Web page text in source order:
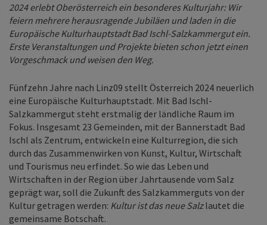
2024 erlebt Oberösterreich ein besonderes Kulturjahr: Wir
feiern mehrere herausragende Jubiläen und laden in die
Europäische Kulturhauptstadt Bad Ischl-Salzkammergut ein.
Erste Veranstaltungen und Projekte bieten schon jetzt einen
Vorgeschmack und weisen den Weg.
Fünfzehn Jahre nach Linz09 stellt Österreich 2024 neuerlich
eine Europäische Kulturhauptstadt. Mit Bad Ischl-
Salzkammergut steht erstmalig der ländliche Raum im
Fokus. Insgesamt 23 Gemeinden, mit der Bannerstadt Bad
Ischl als Zentrum, entwickeln eine Kulturregion, die sich
durch das Zusammenwirken von Kunst, Kultur, Wirtschaft
und Tourismus neu erfindet. So wie das Leben und
Wirtschaften in der Region über Jahrtausende vom Salz
geprägt war, soll die Zukunft des Salzkammerguts von der
Kultur getragen werden: Kultur ist das neue Salzlautet die
gemeinsame Botschaft.